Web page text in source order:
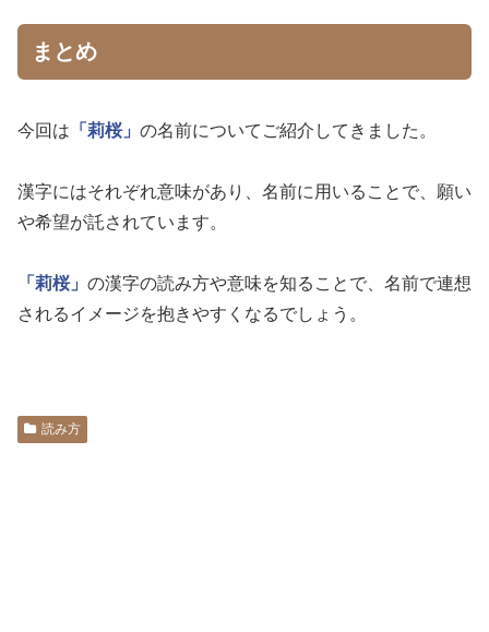
まとめ
今回は 「莉桜」 の名前についてご紹介してきました。
漢字にはそれぞれ意味があり、名前に用いることで、願い
や希望が託されています。
「莉桜」 の漢字の読み方や意味を知ることで、名前で連想
されるイメージを抱きやすくなるでしょう。
読み方